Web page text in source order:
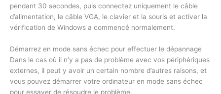
pendant 30 secondes, puis connectez uniquement le câble
d’alimentation, le câble VGA, le clavier et la souris et activer la
vérification de Windows a commencé normalement.
Démarrez en mode sans échec pour effectuer le dépannage
Dans le cas où il n’y a pas de problème avec vos périphériques
externes, il peut y avoir un certain nombre d’autres raisons, et
vous pouvez démarrer votre ordinateur en mode sans échec
pour essayer de résoudre le problème.